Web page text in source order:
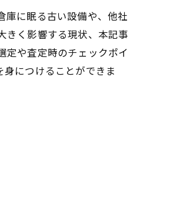
庫に眠る古い設備や、他社
きく影響する現状、本記事
定や査定時のチェックポイ
につけることができま